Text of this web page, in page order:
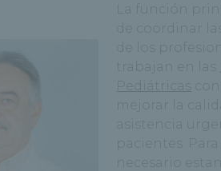
La función
de coordinar
de los
trabajan en las
Pediátricas
mejorar la
asistencia
pacientes. Para
necesario